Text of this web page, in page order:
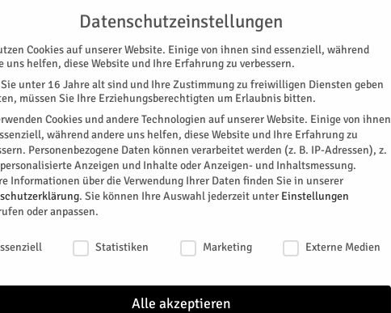
KONTAKT IMPRESSUM
SPEZIAL E-PAPER KINO GALERIE TERMINE
am Jülicher Krankenhaus.
Datenschutzeinstellungen
Cookies auf unserer Website. Einige von ihnen sind essenziell, während
uns helfen, diese Website und Ihre Erfahrung zu verbessern.
unter 16 Jahre alt sind und Ihre Zustimmung zu freiwilligen Diensten geben
müssen Sie Ihre Erziehungsberechtigten um Erlaubnis bitten.
Cookies und andere Technologien auf unserer Website. Einige von ihnen
während andere uns helfen, diese Website und Ihre Erfahrung zu
Personenbezogene Daten können verarbeitet werden (z. B. IP-Adressen), z.
Anzeigen und Inhalte oder Anzeigen- und Inhaltsmessung.
Informationen über die Verwendung Ihrer Daten finden Sie in unserer
. Sie können Ihre Auswahl jederzeit unter Einstellungen
oder anpassen.
Statistiken Marketing Externe Medien
Alle akzeptieren